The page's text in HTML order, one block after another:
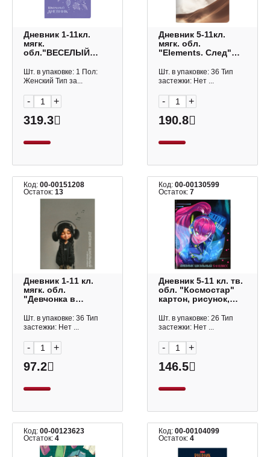
Дневник 1-11кл.
мягк.
обл."ВЕСЕЛЫЙ
кожа 10-241 Альт
Шт. в упаковке: 1 Пол:
Женский Тип за...
- +
319.3
Дневник 5-11кл.
мягк. обл.
"Elements. След"
Smart
Шт. в упаковке: 36 Тип
застежки: Нет ...
- +
190.8
Код: 00-00151208
Остаток: 13
Дневник 1-11 кл.
мягк. обл.
"Девчонка в
рисунок 72819
Феникс+
Шт. в упаковке: 36 Тип
застежки: Нет ...
- +
97.2
Код:00-00130599
Остаток:7
Дневник 5-11 кл. тв.
обл. "Космостар"
картон, рисунок,
старш. кл. 63236
Феникс+
Шт. в упаковке: 26 Тип
застежки: Нет ...
- +
146.5
Код: 00-00123623
Остаток: 4
Код:00-00104099
Остаток:4